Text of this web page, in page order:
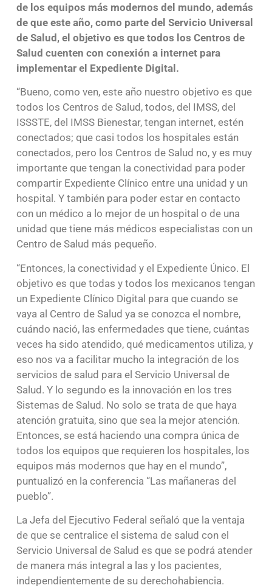
de los equipos más modernos del mundo, además
de que este año, como parte del Servicio Universal
de Salud, el objetivo es que todos los Centros de
Salud cuenten con conexión a internet para
implementar el Expediente Digital.
“Bueno, como ven, este año nuestro objetivo es que
todos los Centros de Salud, todos, del IMSS, del
ISSSTE, del IMSS Bienestar, tengan internet, estén
conectados; que casi todos los hospitales están
conectados, pero los Centros de Salud no, y es muy
importante que tengan la conectividad para poder
compartir Expediente Clínico entre una unidad y un
hospital. Y también para poder estar en contacto
con un médico a lo mejor de un hospital o de una
unidad que tiene más médicos especialistas con un
Centro de Salud más pequeño.
“Entonces, la conectividad y el Expediente Único. El
objetivo es que todas y todos los mexicanos tengan
un Expediente Clínico Digital para que cuando se
vaya al Centro de Salud ya se conozca el nombre,
cuándo nació, las enfermedades que tiene, cuántas
veces ha sido atendido, qué medicamentos utiliza, y
eso nos va a facilitar mucho la integración de los
servicios de salud para el Servicio Universal de
Salud. Y lo segundo es la innovación en los tres
Sistemas de Salud. No solo se trata de que haya
atención gratuita, sino que sea la mejor atención.
Entonces, se está haciendo una compra única de
todos los equipos que requieren los hospitales, los
equipos más modernos que hay en el mundo”,
puntualizó en la conferencia “Las mañaneras del
pueblo”.
La Jefa del Ejecutivo Federal señaló que la ventaja
de que se centralice el sistema de salud con el
Servicio Universal de Salud es que se podrá atender
de manera más integral a las y los pacientes,
independientemente de su derechohabiencia.